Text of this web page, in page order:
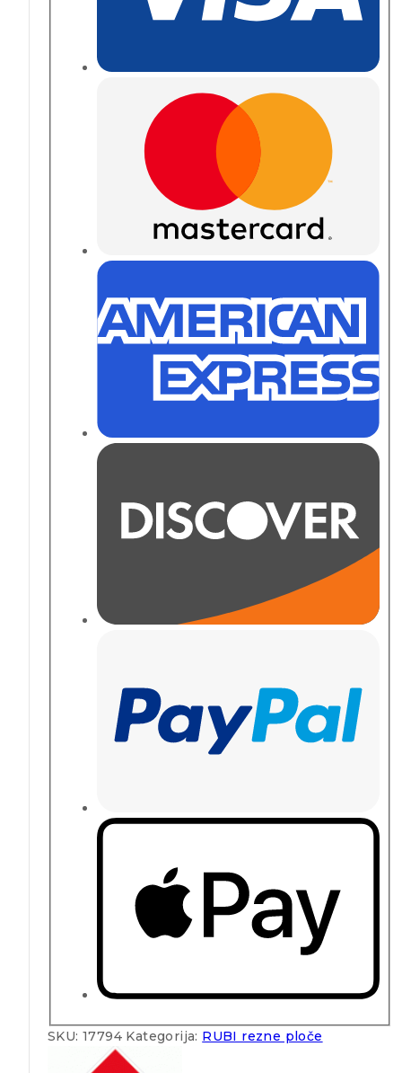
SKU: 17794 Kategorija: RUBI rezne ploče